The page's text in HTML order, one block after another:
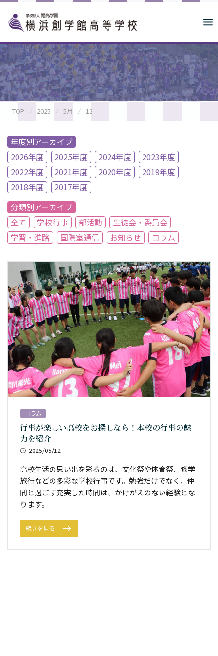
p
t
o
c
o
n
TOP 2025 5月 12
年度別アーカイブ
2026年度
2025年度 2024年度
2023年度
2022年度
2021年度 2020年度
2019年度
2018年度
2017年度
分類別アーカイブ
全て
学校行事 部活動
生徒会・委員会
学習・進路
国際室通信 お知らせ コラム
コラム
行事が楽しい高校をお探しなら！本校の行事の魅
力を紹介
2025/05/12
高校生活の思い出を彩るのは、文化祭や体育祭、修学
旅行などの多彩な学校行事です。勉強だけでなく、仲
間と過ごす充実した時間は、かけがえのない経験とな
ります。
続きを見る